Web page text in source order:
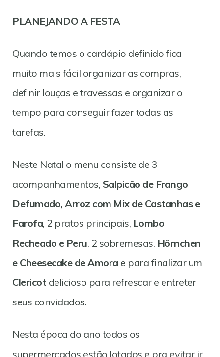
PLANEJANDO A FESTA
Quando temos o cardápio definido fica
muito mais fácil organizar as compras,
definir louças e travessas e organizar o
tempo para conseguir fazer todas as
tarefas.
Neste Natal o menu consiste de 3
acompanhamentos, Salpicão de Frango
Defumado, Arroz com Mix de Castanhas e
Farofa, 2 pratos principais, Lombo
Recheado e Peru, 2 sobremesas, Hörnchen
e Cheesecake de Amora e para finalizar um
Clericot delicioso para refrescar e entreter
seus convidados.
Nesta época do ano todos os
supermercados estão lotados e pra evitar ir